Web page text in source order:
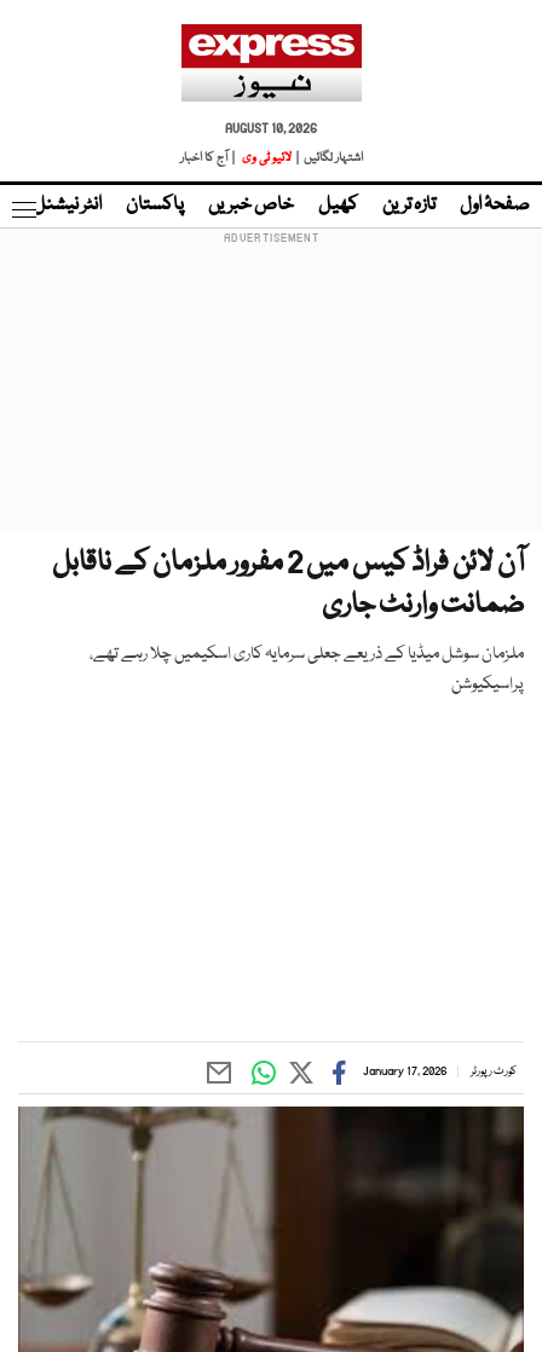
AUGUST 10, 2026
اشتہار لگائیں |
لائیو ٹی وی | آج کا اخبار
صفحۂ اول تازہ ترین کھیل خاص خبریں پاکستان انٹر نیشنل
آن لائن فراڈ کیس میں 2 مفرور ملزمان کے ناقابل
ضمانت وارنٹ جاری
ملزمان سوشل میڈیا کے ذریعے جعلی سرمایہ کاری اسکیمیں چلا رہے تھے،
پراسیکیوشن
کورٹ رپورٹر January 17, 2026